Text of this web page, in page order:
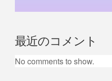
最近のコメント
No comments to show.